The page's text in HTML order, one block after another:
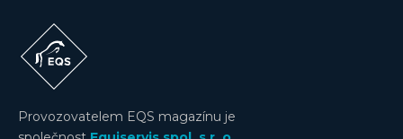
Provozovatelem EQS magazínu je